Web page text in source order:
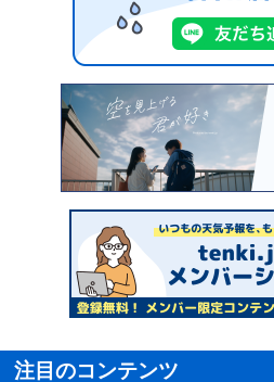
注目のコンテンツ